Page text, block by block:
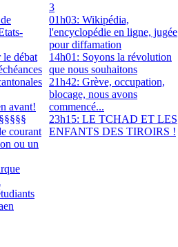
débat
avant!
courant
ou un
3
01h03: Wikipédia,
l'encyclopédie en ligne, jugée
pour diffamation
14h01: Soyons la révolution
que nous souhaitons
21h42: Grève, occupation,
blocage, nous avons
commencé...
23h15: LE TCHAD ET LES
ENFANTS DES TIROIRS !